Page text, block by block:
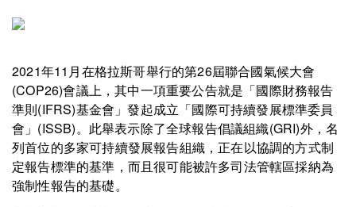
2021年11月在格拉斯哥舉行的第26屆聯合國氣候大會
(COP26)會議上，其中一項重要公告就是「國際財務報告
準則(IFRS)基金會」發起成立「國際可持續發展標準委員
會」(ISSB)。此舉表示除了全球報告倡議組織(GRI)外，名
列首位的多家可持續發展報告組織，正在以協調的方式制
定報告標準的基準，而且很可能被許多司法管轄區採納為
強制性報告的基礎。